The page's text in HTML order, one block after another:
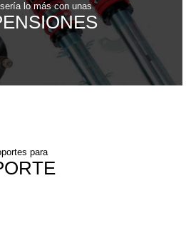
lo más con unas
para